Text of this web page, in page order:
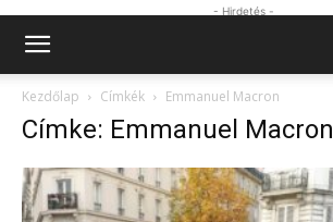
- Hirdetés -
Kezdőlap Címkék Emmanuel Macron
Címke: Emmanuel Macron